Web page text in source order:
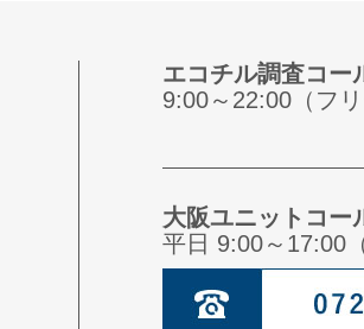
エコチル調査コー
9:00～22:00（フ
大阪ユニットコー
平日 9:00～17:00